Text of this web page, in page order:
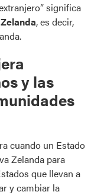
significa
, es decir,
y las
cuando un Estado
Zelanda para
que llevan a
y cambiar la